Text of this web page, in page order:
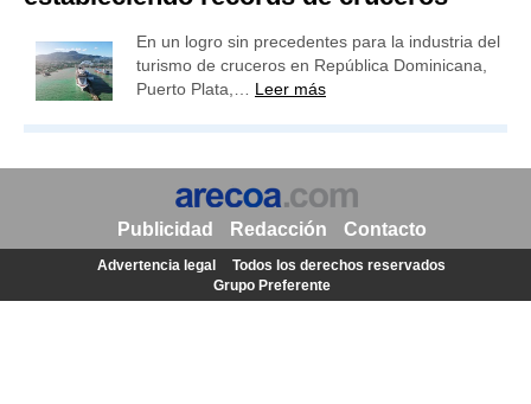
En un logro sin precedentes para la industria del
turismo de cruceros en República Dominicana,
Puerto Plata,… Leer más
Publicidad Redacción Contacto
Advertencia legal
Todos los derechos reservados
Grupo Preferente